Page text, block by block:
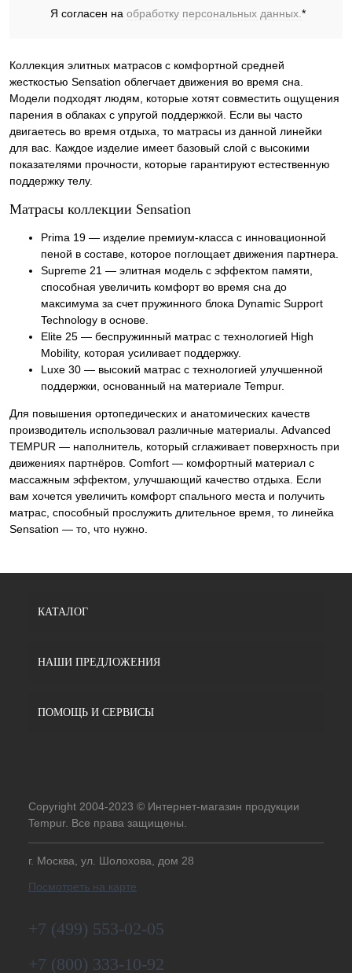
Я согласен на обработку персональных данных.*
Коллекция элитных матрасов с комфортной средней
жесткостью Sensation облегчает движения во время сна.
Модели подходят людям, которые хотят совместить ощущения
парения в облаках с упругой поддержкой. Если вы часто
двигаетесь во время отдыха, то матрасы из данной линейки
для вас. Каждое изделие имеет базовый слой с высокими
показателями прочности, которые гарантируют естественную
поддержку телу.
Матрасы коллекции Sensation
Prima 19 — изделие премиум-класса с инновационной
пеной в составе, которое поглощает движения партнера.
Supreme 21 — элитная модель с эффектом памяти,
способная увеличить комфорт во время сна до
максимума за счет пружинного блока Dynamic Support
Technology в основе.
Elite 25 — беспружинный матрас с технологией High
Mobility, которая усиливает поддержку.
Luxe 30 — высокий матрас с технологией улучшенной
поддержки, основанный на материале Tempur.
Для повышения ортопедических и анатомических качеств
производитель использовал различные материалы. Advanced
TEMPUR — наполнитель, который сглаживает поверхность при
движениях партнёров. Comfort — комфортный материал с
массажным эффектом, улучшающий качество отдыха. Если
вам хочется увеличить комфорт спального места и получить
матрас, способный прослужить длительное время, то линейка
Sensation — то, что нужно.
КАТАЛОГ
НАШИ ПРЕДЛОЖЕНИЯ
ПОМОЩЬ И СЕРВИСЫ
Copyright 2004-2023 © Интернет-магазин продукции
Tempur. Все права защищены.
г. Москва, ул. Шолохова, дом 28
Посмотреть на карте
+7 (499) 553-02-05
+7 (800) 333-10-92